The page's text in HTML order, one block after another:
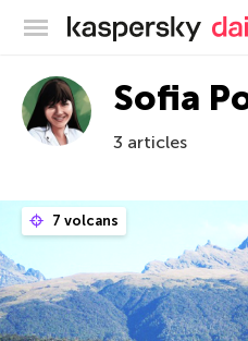
Blog
Sofia
3 articles
7 volcans